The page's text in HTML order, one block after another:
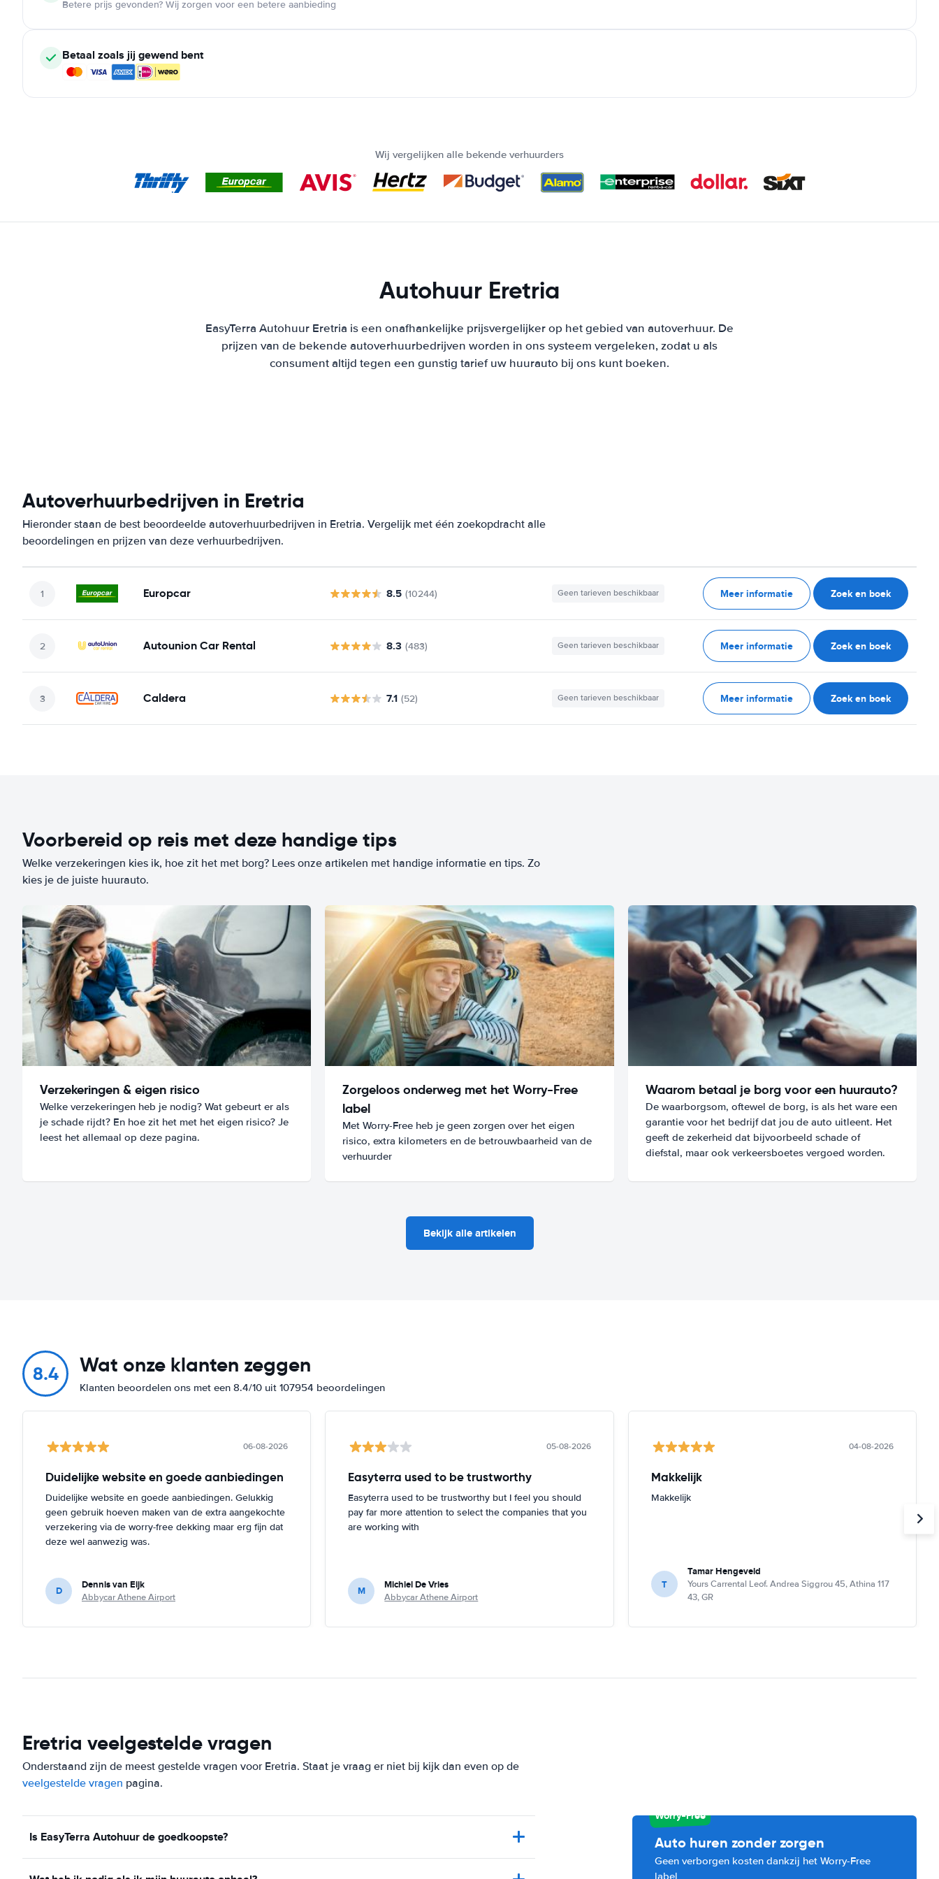
Betere prijs gevonden? Wij zorgen voor een betere aanbieding
Betaal zoals jij gewend bent
Wij vergelijken alle bekende verhuurders
Autohuur Eretria
EasyTerra Autohuur Eretria is een onafhankelijke prijsvergelijker op het gebied van autoverhuur. De
prijzen van de bekende autoverhuurbedrijven worden in ons systeem vergeleken, zodat u als
consument altijd tegen een gunstig tarief uw huurauto bij ons kunt boeken.
Autoverhuurbedrijven in Eretria
Hieronder staan de best beoordeelde autoverhuurbedrijven in Eretria. Vergelijk met één zoekopdracht alle
beoordelingen en prijzen van deze verhuurbedrijven.
Europcar 8.5 (10244) Geen tarieven beschikbaar Meer informatie Zoek en boek
Autounion Car Rental 8.3 (483) Geen tarieven beschikbaar Meer informatie Zoek en boek
Caldera 7.1 (52) Geen tarieven beschikbaar Meer informatie Zoek en boek
Voorbereid op reis met deze handige tips
Welke verzekeringen kies ik, hoe zit het met borg? Lees onze artikelen met handige informatie en tips. Zo
kies je de juiste huurauto.
Verzekeringen & eigen risico
Welke verzekeringen heb je nodig? Wat gebeurt er als
je schade rijdt? En hoe zit het met het eigen risico? Je
leest het allemaal op deze pagina.
Zorgeloos onderweg met het Worry-Free
label
Met Worry-Free heb je geen zorgen over het eigen
risico, extra kilometers en de betrouwbaarheid van de
verhuurder
Waarom betaal je borg voor een huurauto?
De waarborgsom, oftewel de borg, is als het ware een
garantie voor het bedrijf dat jou de auto uitleent. Het
geeft de zekerheid dat bijvoorbeeld schade of
diefstal, maar ook verkeersboetes vergoed worden.
Bekijk alle artikelen
8.4 Wat onze klanten zeggen
Klanten beoordelen ons met een 8.4/10 uit 107954 beoordelingen
06-08-2026
Duidelijke website en goede aanbiedingen
Duidelijke website en goede aanbiedingen. Gelukkig
geen gebruik hoeven maken van de extra aangekochte
verzekering via de worry-free dekking maar erg fijn dat
deze wel aanwezig was.
D Dennis van Eijk
Abbycar Athene Airport
05-08-2026
Easyterra used to be trustworthy
Easyterra used to be trustworthy but I feel you should
pay far more attention to select the companies that you
are working with
M Michiel De Vries
Abbycar Athene Airport
04-08-2026
Makkelijk
Makkelijk
T
Tamar Hengeveld
Yours Carrental Leof. Andrea Siggrou 45, Athina 117
43, GR
Eretria veelgestelde vragen
Onderstaand zijn de meest gestelde vragen voor Eretria. Staat je vraag er niet bij kijk dan even op de
veelgestelde vragen pagina.
Is EasyTerra Autohuur de goedkoopste?
Worry-Free
Auto huren zonder zorgen
Geen verborgen kosten dankzij het Worry-Free
label